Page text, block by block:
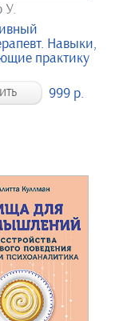
У.
Навыки,
практику
999 р.